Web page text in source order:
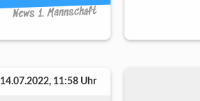
News 1. Mannschaft
14.07.2022, 11:58 Uhr